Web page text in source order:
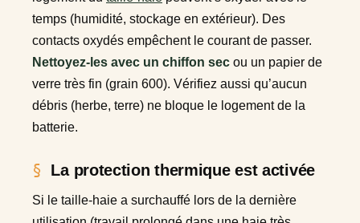
temps (humidité, stockage en extérieur). Des
contacts oxydés empêchent le courant de passer.
Nettoyez-les avec un chiffon sec ou un papier de
verre très fin (grain 600). Vérifiez aussi qu’aucun
débris (herbe, terre) ne bloque le logement de la
batterie.
La protection thermique est activée
Si le taille-haie a surchauffé lors de la dernière